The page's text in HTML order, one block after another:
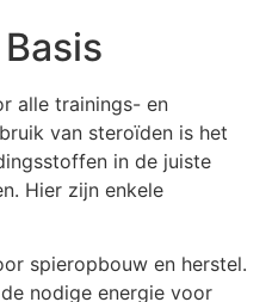
alle trainings- en
van steroïden is het
in de juiste
Hier zijn enkele
spieropbouw en herstel.
nodige energie voor